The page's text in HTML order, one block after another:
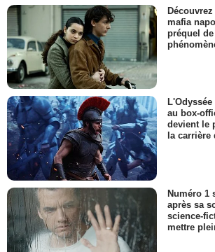
mafia
préquel
au box-
devient le
la
Numéro 1
après sa
science-
mettre